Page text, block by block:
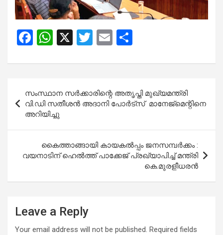
F
ce
o
o
k
W
at
A
p
p
X
T
tt
er
E
ail ar
navigation
സംസ്ഥാന സര്‍ക്കാരിന്റെ അതൃപ്തി മുഖ്യമന്ത്രി
വി.ഡി സതീശന്‍ അദാനി പോര്‍ട്‌സ് മാനേജ്‌മെന്റിനെ
അറിയിച്ചു
കൈത്താങ്ങായി കായകൽപ്പം ജനസമ്പർക്കം :
വയനാടിന് ഹെൽത്ത് പാക്കേജ് പ്രഖ്യാപിച്ച് മന്ത്രി
കെ.മുരളീധരൻ
Leave a Reply
Your email address will not be published. Required fields